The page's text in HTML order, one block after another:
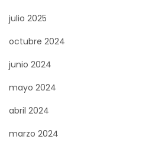
julio 2025
octubre 2024
junio 2024
mayo 2024
abril 2024
marzo 2024